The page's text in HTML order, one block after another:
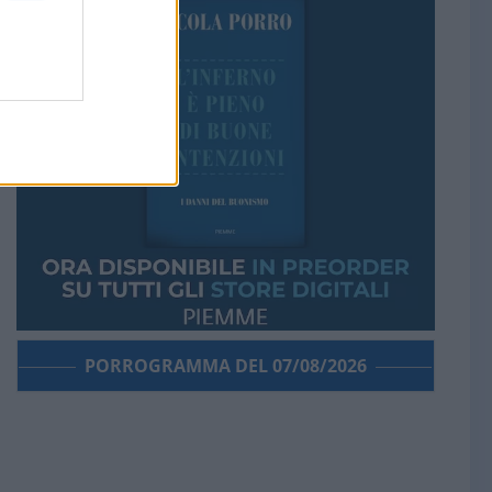
PORROGRAMMA DEL 07/08/2026